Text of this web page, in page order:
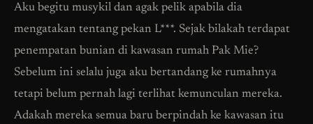
Aku begitu musykil dan agak pelik apabila dia
mengatakan tentang pekan L***. Sejak bilakah terdapat
penempatan bunian di kawasan rumah Pak Mie?
Sebelum ini selalu juga aku bertandang ke rumahnya
tetapi belum pernah lagi terlihat kemunculan mereka.
Adakah mereka semua baru berpindah ke kawasan itu